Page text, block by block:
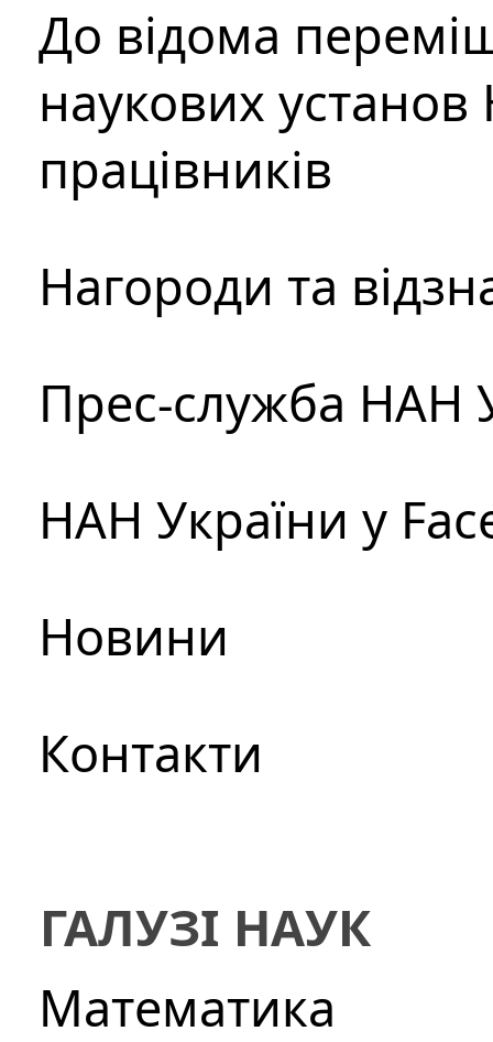
До відома
наукових установ
працівників
Нагороди та
Прес-служба НАН
НАН України у
Новини
Контакти
ГАЛУЗІ НАУК
Математика